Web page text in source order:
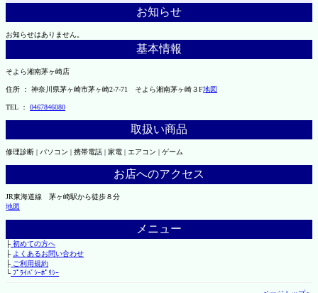
お知らせ
お知らせはありません。
基本情報
そよら湘南茅ヶ崎店
住所 ： 神奈川県茅ヶ崎市茅ヶ崎2‐7‐71 そよら湘南茅ヶ崎３F地図
TEL ： 0467846080
取扱い商品
修理診断 | パソコン | 携帯電話 | 家電 | エアコン | ゲーム
お店へのアクセス
JR東海道線 茅ヶ崎駅から徒歩８分
地図
メニュー
├初めての方へ
├ よくあるお問い合わせ
├ご利用規約
└ﾌﾟﾗｲﾊﾞｼｰﾎﾟﾘｼｰ